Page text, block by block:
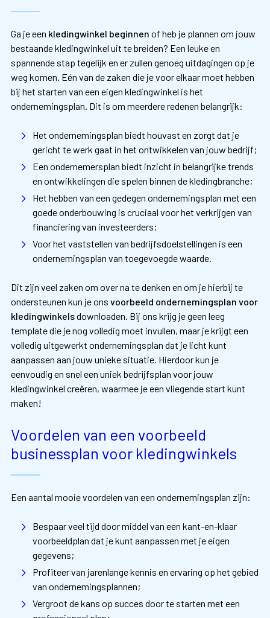
Ga je een kledingwinkel beginnen of heb je plannen om jouw
bestaande kledingwinkel uit te breiden? Een leuke en
spannende stap tegelijk en er zullen genoeg uitdagingen op je
weg komen. Eén van de zaken die je voor elkaar moet hebben
bij het starten van een eigen kledingwinkel is het
ondernemingsplan. Dit is om meerdere redenen belangrijk:
Het ondernemingsplan biedt houvast en zorgt dat je
gericht te werk gaat in het ontwikkelen van jouw bedrijf;
Een ondernemersplan biedt inzicht in belangrijke trends
en ontwikkelingen die spelen binnen de kledingbranche;
Het hebben van een gedegen ondernemingsplan met een
goede onderbouwing is cruciaal voor het verkrijgen van
financiering van investeerders;
Voor het vaststellen van bedrijfsdoelstellingen is een
ondernemingsplan van toegevoegde waarde.
Dit zijn veel zaken om over na te denken en om je hierbij te
ondersteunen kun je ons voorbeeld ondernemingsplan voor
kledingwinkelsdownloaden. Bij ons krijg je geen leeg
template die je nog volledig moet invullen, maar je krijgt een
volledig uitgewerkt ondernemingsplan dat je licht kunt
aanpassen aan jouw unieke situatie. Hierdoor kun je
eenvoudig en snel een uniek bedrijfsplan voor jouw
kledingwinkel creëren, waarmee je een vliegende start kunt
maken!
Voordelen van een voorbeeld
businessplan voor kledingwinkels
Een aantal mooie voordelen van een ondernemingsplan zijn:
Bespaar veel tijd door middel van een kant-en-klaar
voorbeeldplan dat je kunt aanpassen met je eigen
gegevens;
Profiteer van jarenlange kennis en ervaring op het gebied
van ondernemingsplannen;
Vergroot de kans op succes door te starten met een